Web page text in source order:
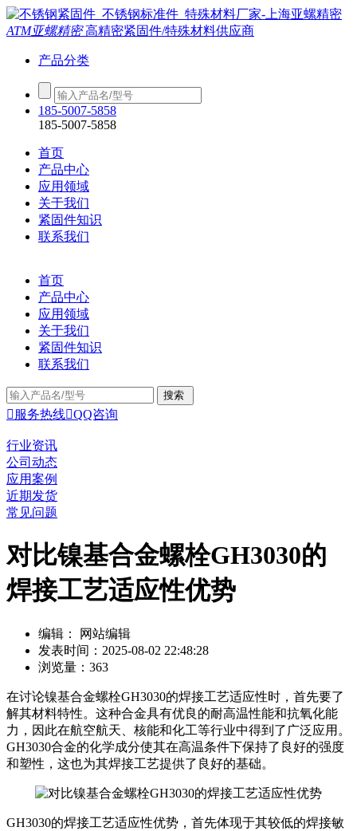
ATM亚螺精密高精密紧固件/特殊材料供应商
产品分类
185-5007-5858
185-5007-5858
首页
产品中心
应用领域
关于我们
紧固件知识
联系我们
首页
产品中心
应用领域
关于我们
紧固件知识
联系我们
 服务热线QQ咨询
行业资讯
公司动态
应用案例
近期发货
常见问题
对比镍基合金螺栓GH3030的
焊接工艺适应性优势
编辑： 网站编辑
发表时间：2025-08-02 22:48:28
浏览量：363
在讨论镍基合金螺栓GH3030的焊接工艺适应性时，首先要了
解其材料特性。这种合金具有优良的耐高温性能和抗氧化能
力，因此在航空航天、核能和化工等行业中得到了广泛应用。
GH3030合金的化学成分使其在高温条件下保持了良好的强度
和塑性，这也为其焊接工艺提供了良好的基础。
GH3030的焊接工艺适应性优势，首先体现于其较低的焊接敏